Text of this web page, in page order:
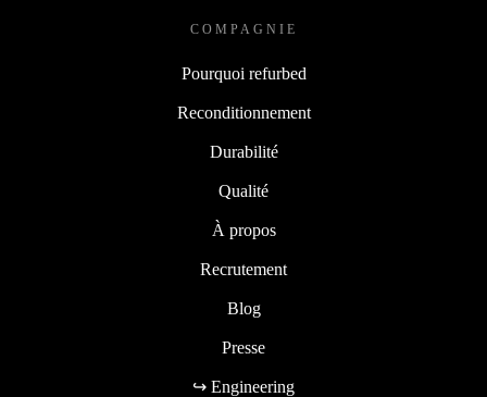
COMPAGNIE
Pourquoi refurbed
Reconditionnement
Durabilité
Qualité
À propos
Recrutement
Blog
Presse
↪ Engineering